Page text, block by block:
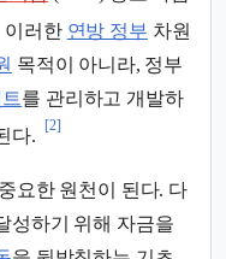
이러한 연방 정부 차원
목적이 아니라, 정부
를 관리하고 개발하
다.
[2]
요한 원천이 된다. 다
성하기 위해 자금을